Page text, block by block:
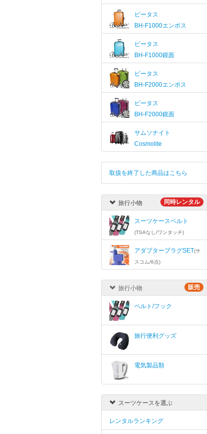
ビータス
BH-F1000エンボス
ビータス
BH-F1000鏡面
ビータス
BH-F2000エンボス
ビータス
BH-F2000鏡面
サムソナイト
Cosmolite
取扱を終了した商品はこちら
旅行小物 同時レンタル
スーツケースベルト
(TSAなし/ワンタッチ)
アダプタープラグSET(サ
スコム/6点)
旅行小物 販売
ベルト/フック
旅行便利グッズ
電気製品類
スーツケースを選ぶ
レンタルランキング